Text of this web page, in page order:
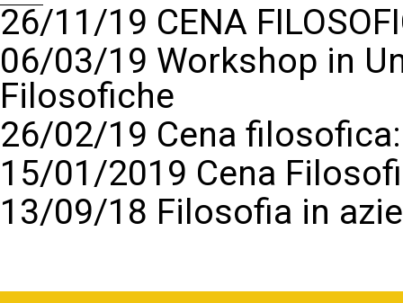
26/11/19 CENA
06/03/19 Workshop in
Filosofiche
26/02/19 Cena filosofica:
15/01/2019 Cena
13/09/18 Filosofia in